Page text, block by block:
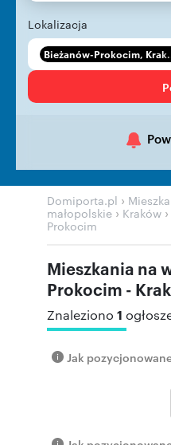
Lokalizacja
Bieżanów-Prokocim,
Domiporta.pl ›
małopolskie › Kraków ›
Prokocim
Mieszkania na
Prokocim -
Znaleziono 1
Jak